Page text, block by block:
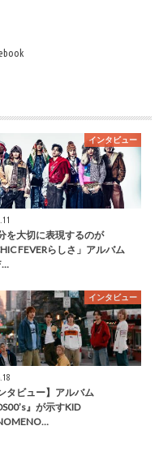
インタビュー
を大切に表現するのが
FEVERらしさ」アルバム
インタビュー
タビュー】アルバム
』が示すKID